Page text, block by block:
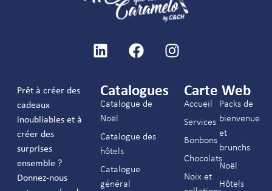
Prêt à créer des
cadeaux
inoubliables et à
créer des
surprises
ensemble ?
Donnez-nous
Catalogues
Catalogue de
Noël
Catalogue des
hôtels
Catalogue
général
Carte Web
Accueil
Services
Bonbons
Chocolats
Noix et
Packs de
bienvenue
et
brunchs
Noël
Hôtels